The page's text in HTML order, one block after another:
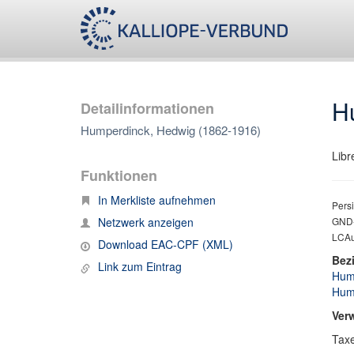
Detailinformationen
Humperdinck, Hedwig (1862-1916)
Funktionen
In Merkliste aufnehmen
Netzwerk anzeigen
Download EAC-CPF (XML)
Link zum Eintrag